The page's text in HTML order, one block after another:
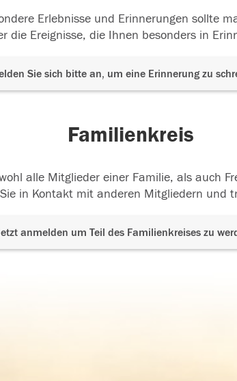
Erlebnisse und Erinnerungen sollte
die Ereignisse, die Ihnen besonders in
Sie sich bitte an, um eine Erinnerung zu
Familienkreis
alle Mitglieder einer Familie, als auch
in Kontakt mit anderen Mitgliedern und
anmelden um Teil des Familienkreises zu